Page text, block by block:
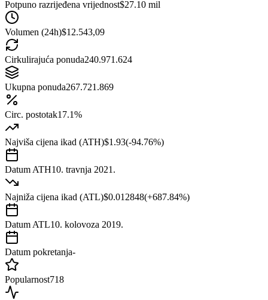
Potpuno razrijeđena vrijednost$27.10 mil
Volumen (24h)$12.543,09
Cirkulirajuća ponuda240.971.624
Ukupna ponuda267.721.869
Circ. postotak17.1%
Najviša cijena ikad (ATH)$1.93(-94.76%)
Datum ATH10. travnja 2021.
Najniža cijena ikad (ATL)$0.012848(+687.84%)
Datum ATL10. kolovoza 2019.
Datum pokretanja-
Popularnost718